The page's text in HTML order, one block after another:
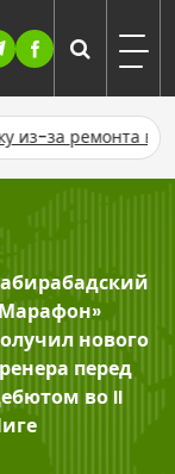
временно
нового
перед
во II